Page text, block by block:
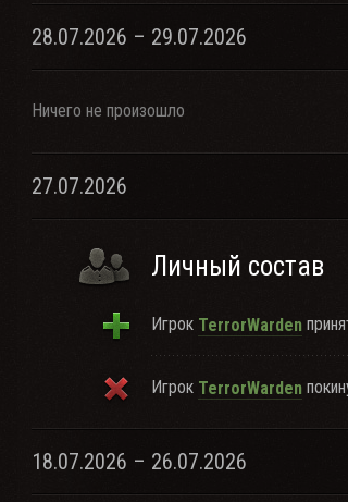
28.07.2026 – 29.07.2026
Ничего не произошло
27.07.2026
Личный состав
Игрок TerrorWarden
Игрок TerrorWarden
18.07.2026 – 26.07.2026